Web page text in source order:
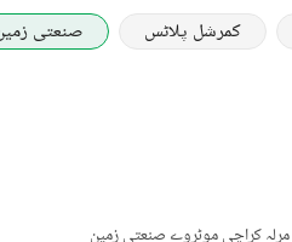
کمرشل پلاٹس صنعتی